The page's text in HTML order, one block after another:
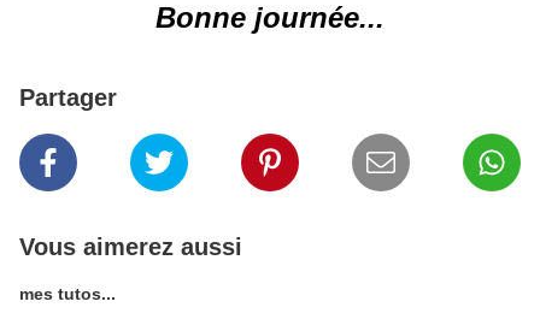
Bonne journée...
Partager
Vous aimerez aussi
mes tutos...